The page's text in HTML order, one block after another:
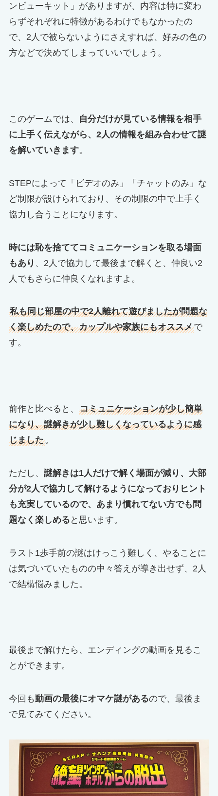
ンビューキット」がありますが、内容は特に変わ
らずそれぞれに特徴があるわけでもなかったの
で、2人で被らないようにさえすれば、好みの色の
方などで決めてしまっていいでしょう。
このゲームでは、
自分だけが見ている情報を相手
に上手く伝えながら、2人の情報を組み合わせて謎
を解いていきます。
STEPによって「ビデオのみ」「チャットのみ」な
ど制限が設けられており、その制限の中で上手く
協力し合うことになります。
時には恥を捨ててコミュニケーションを取る場面
もあり 、2人で協力して最後まで解くと、仲良い2
人でもさらに仲良くなれますよ。
私も同じ部屋の中で2人離れて遊びましたが問題な
く楽しめたので、カップルや家族にもオススメで
す。
前作と比べると、 コミュニケーションが少し簡単
になり、謎解きが少し難しくなっているように感
じました。
ただし、 謎解きは1人だけで解く場面が減り、大部
分が2人で協力して解けるようになっておりヒント
も充実しているので、あまり慣れてない方でも問
題なく楽しめる と思います。
ラスト1歩手前の謎はけっこう難しく、やることに
は気づいていたものの中々答えが導き出せず、2人
で結構悩みました。
最後まで解けたら、エンディングの動画を見るこ
とができます。
今回も動画の最後にオマケ謎があるので、最後ま
で見てみてください。